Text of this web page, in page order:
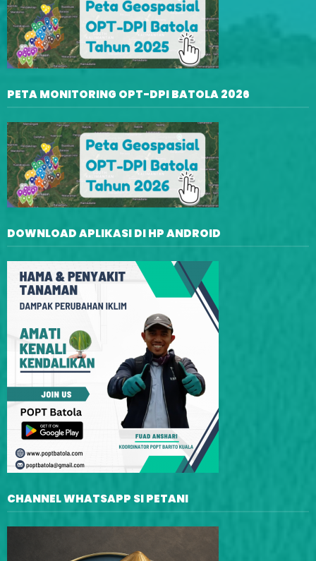
PETA MONITORING OPT-DPI BATOLA 2026
DOWNLOAD APLIKASI DI HP ANDROID
CHANNEL WHATSAPP SI PETANI